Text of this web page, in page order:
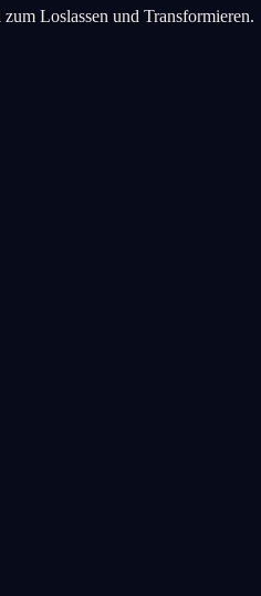
Loslassen und Transformieren.